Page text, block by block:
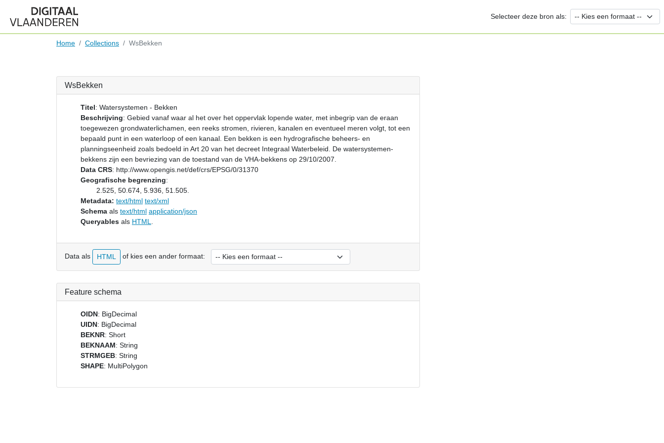
Selecteer deze bron als:
Home Collections WsBekken
WsBekken
Titel: Watersystemen - Bekken
Beschrijving: Gebied vanaf waar al het over het oppervlak lopende water, met inbegrip van de eraan
toegewezen grondwaterlichamen, een reeks stromen, rivieren, kanalen en eventueel meren volgt, tot een
bepaald punt in een waterloop of een kanaal. Een bekken is een hydrografische beheers- en
planningseenheid zoals bedoeld in Art 20 van het decreet Integraal Waterbeleid. De watersystemen-
bekkens zijn een bevriezing van de toestand van de VHA-bekkens op 29/10/2007.
Data CRS: http://www.opengis.net/def/crs/EPSG/0/31370
Geografische begrenzing:
2.525, 50.674, 5.936, 51.505.
Metadata: text/html text/xml
Schema als text/html application/json
Queryables als HTML
Data als HTML of kies een ander formaat:
Feature schema
OIDN: BigDecimal
UIDN: BigDecimal
BEKNR: Short
BEKNAAM: String
STRMGEB: String
SHAPE: MultiPolygon